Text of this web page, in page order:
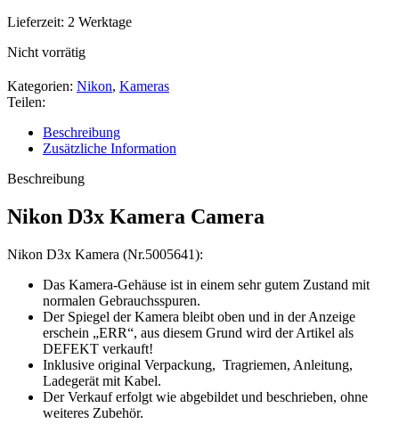
Lieferzeit: 2 Werktage
Nicht vorrätig
Kategorien: Nikon, Kameras
Teilen:
Beschreibung
Zusätzliche Information
Beschreibung
Nikon D3x Kamera Camera
Nikon D3x Kamera (Nr.5005641):
Das Kamera-Gehäuse ist in einem sehr gutem Zustand mit
normalen Gebrauchsspuren.
Der Spiegel der Kamera bleibt oben und in der Anzeige
erschein „ERR“, aus diesem Grund wird der Artikel als
DEFEKT verkauft!
Inklusive original Verpackung, Tragriemen, Anleitung,
Ladegerät mit Kabel.
Der Verkauf erfolgt wie abgebildet und beschrieben, ohne
weiteres Zubehör.